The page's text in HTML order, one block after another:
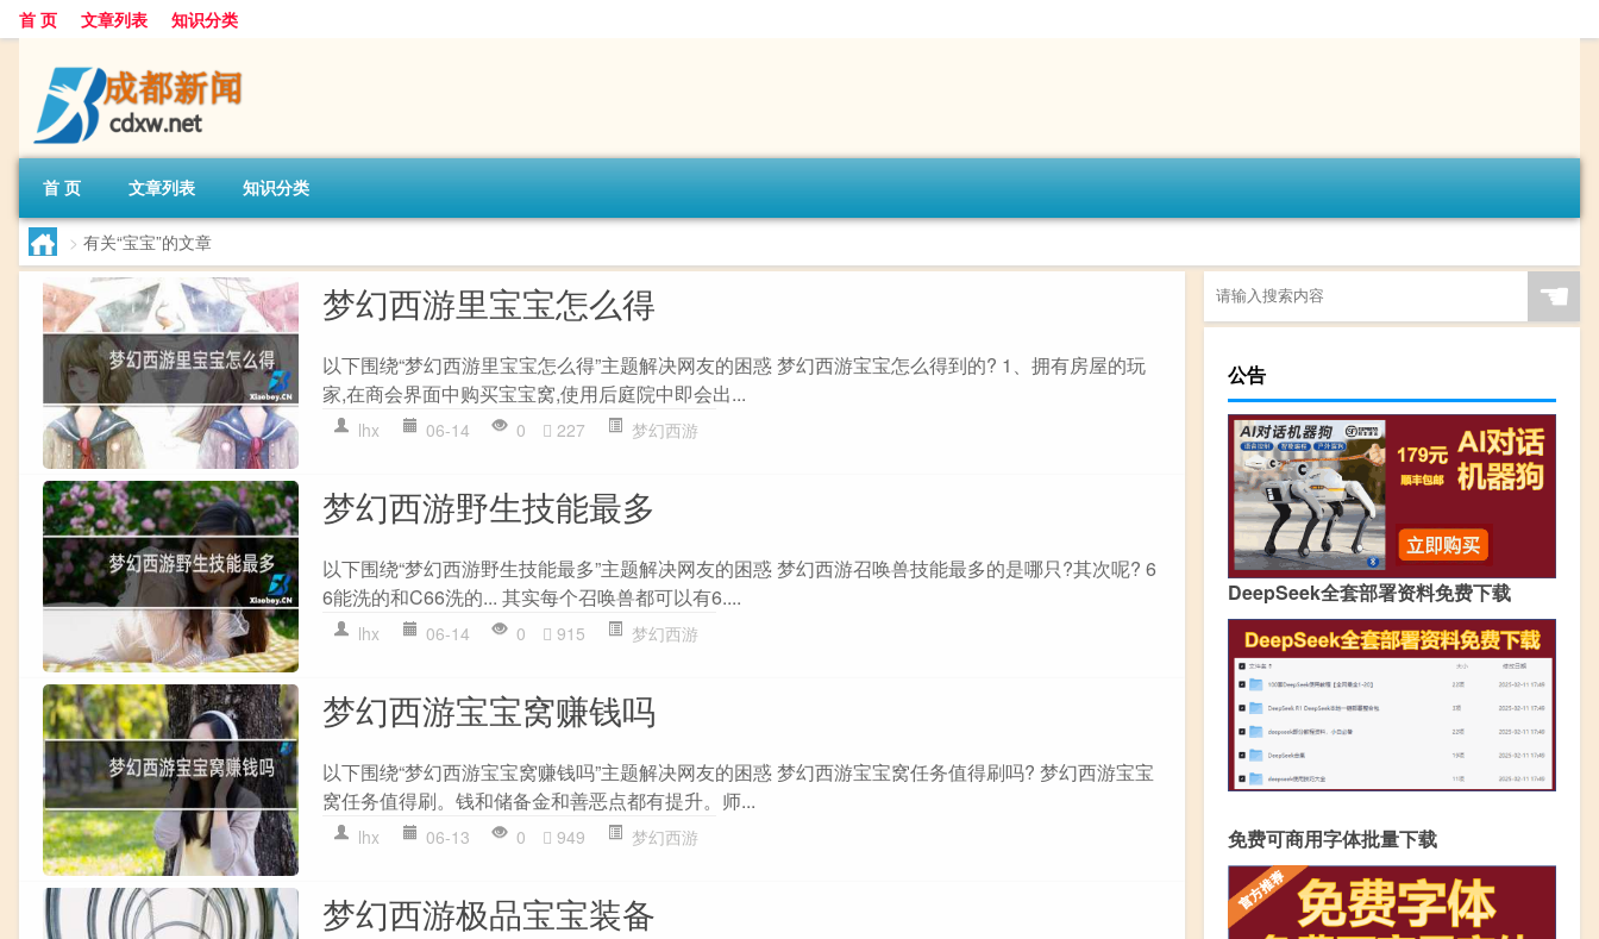
首 页 文章列表 知识分类
首 页 文章列表 知识分类
> 有关“宝宝”的文章
梦幻西游里宝宝怎么得
以下围绕“梦幻西游里宝宝怎么得”主题解决网友的困惑 梦幻西游宝宝怎么得到的? 1、拥有房屋的玩
家,在商会界面中购买宝宝窝,使用后庭院中即会出...
lhx 06-14 0 227 梦幻西游
梦幻西游野生技能最多
以下围绕“梦幻西游野生技能最多”主题解决网友的困惑 梦幻西游召唤兽技能最多的是哪只?其次呢? 6
6能洗的和C66洗的... 其实每个召唤兽都可以有6....
lhx 06-14 0 915 梦幻西游
梦幻西游宝宝窝赚钱吗
以下围绕“梦幻西游宝宝窝赚钱吗”主题解决网友的困惑 梦幻西游宝宝窝任务值得刷吗? 梦幻西游宝宝
窝任务值得刷。钱和储备金和善恶点都有提升。师...
lhx 06-13 0 949 梦幻西游
梦幻西游极品宝宝装备
☚
公告
DeepSeek全套部署资料免费下载
免费可商用字体批量下载